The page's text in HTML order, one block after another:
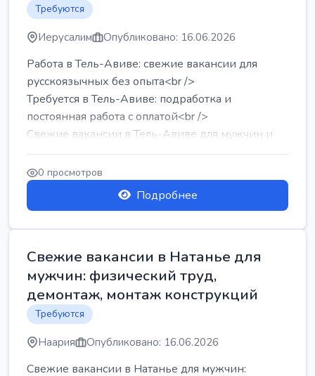
Требуются
Иерусалим Опубликовано: 16.06.2026
Работа в Тель-Авиве: свежие вакансии для
русскоязычных без опыта<br />
Требуется в Тель-Авиве: подработка и
постоянная работа с оплатой<br />
Свежие вакансии в Тель-Авиве для мужчин и
женщин от хозя...
0 просмотров
Подробнее
Свежие вакансии в Натанье для
мужчин: физический труд,
демонтаж, монтаж конструкций
Требуются
Наария Опубликовано: 16.06.2026
Свежие вакансии в Натанье для мужчин: